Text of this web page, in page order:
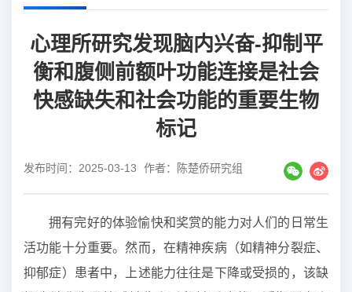
心理所研究发现脑内兴奋-抑制平
衡和腹侧前额叶功能连接是社会
快感缺失和社会功能的重要生物
标记
发布时间：2025-03-13 作者：陈楚侨研究组
拥有完好的体验愉快和奖赏的能力对人们的日常生
活功能十分重要。然而，在精神疾病（如精神分裂症、
抑郁症）患者中，上述能力往往是下降或受损的，该缺